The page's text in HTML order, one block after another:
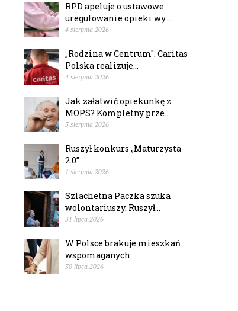
RPD apeluje o ustawowe
uregulowanie opieki wy...
4 sierpnia 2026
„Rodzina w Centrum". Caritas
Polska realizuje...
4 sierpnia 2026
Jak załatwić opiekunkę z
MOPS? Kompletny prze...
3 sierpnia 2026
Ruszył konkurs „Maturzysta
2.0”
1 sierpnia 2026
Szlachetna Paczka szuka
wolontariuszy. Ruszył...
31 lipca 2026
W Polsce brakuje mieszkań
wspomaganych
30 lipca 2026